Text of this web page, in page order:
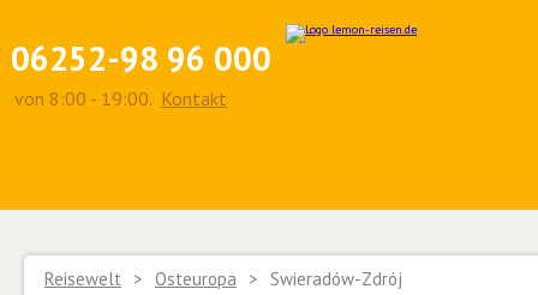
06252-98 96 000
von 8:00 - 19:00. Kontakt
Reisewelt > Osteuropa > Swieradów-Zdrój